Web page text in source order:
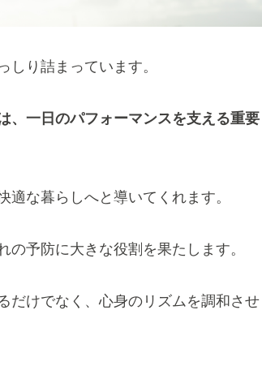
り詰まっています。
、一日のパフォーマンスを支える重要
な暮らしへと導いてくれます。
予防に大きな役割を果たします。
だけでなく、心身のリズムを調和させ